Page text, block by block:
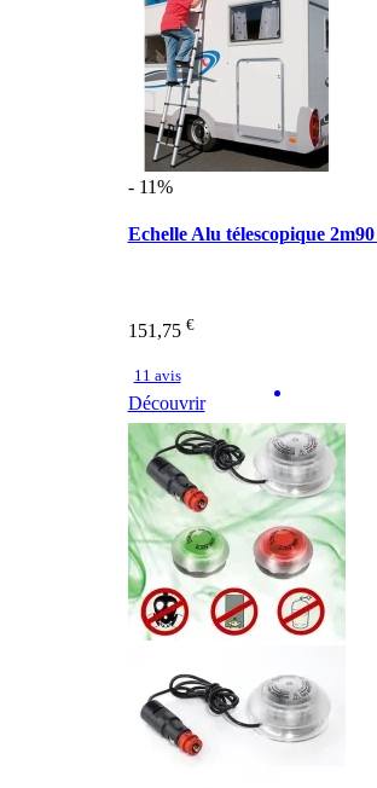
- 11%
Echelle Alu télescopique 2m90
151,75 €
11 avis
Découvrir